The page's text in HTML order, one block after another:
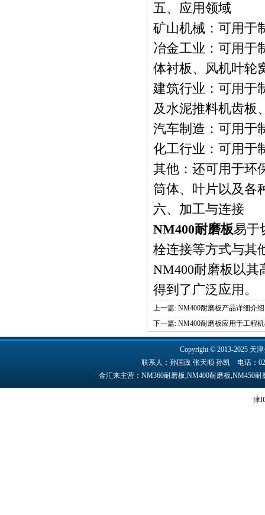
五、应用领域
矿山机械：可用于
冶金工业：可用于
体衬板、风机叶轮
建筑行业：可用于
及水泥推料机齿板
汽车制造：可用于
化工行业：可用于
其他：还可用于环
筒体、叶片以及各
六、加工与连接
NM400耐磨板易于
栓连接等方式与其
NM400耐磨板以其
得到了广泛应用。
上一篇: NM400耐磨板产品详细介
下一篇: NM400耐磨板应用于工程
Copyright © 2013-2025 天津
联系人：孙国政 张天顺 孙凯 电话：
金汇来主营：NM360耐磨板,NM400耐磨板,NM450
津